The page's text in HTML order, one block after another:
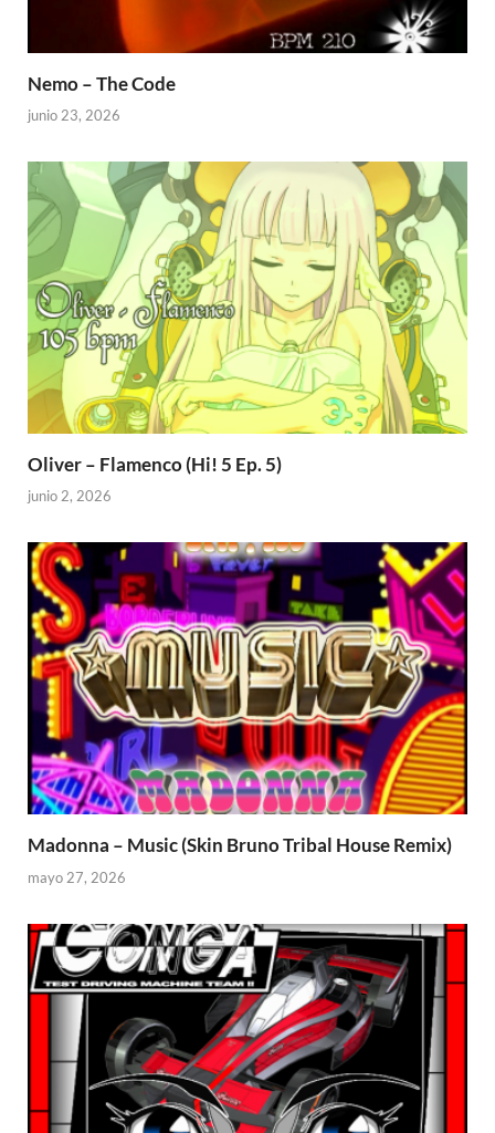
Nemo – The Code
junio 23, 2026
Oliver – Flamenco (Hi! 5 Ep. 5)
junio 2, 2026
Madonna – Music (Skin Bruno Tribal House Remix)
mayo 27, 2026